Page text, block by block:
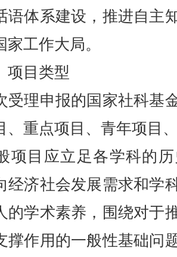
语体系建设，推进自主
家工作大局。
目类型
理申报的国家社科基
、重点项目、青年项目
目应立足各学科的历
经济社会发展需求和学
的学术素养，围绕对于
撑作用的一般性基础问